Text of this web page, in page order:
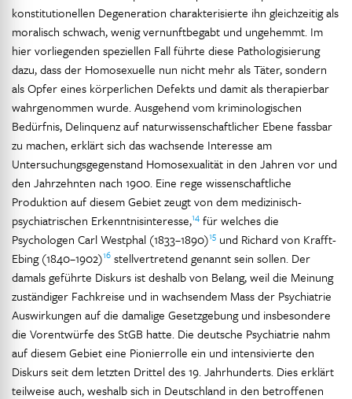
konstitutionellen Degeneration charakterisierte ihn gleichzeitig als
moralisch schwach, wenig vernunftbegabt und ungehemmt. Im
hier vorliegenden speziellen Fall führte diese Pathologisierung
dazu, dass der Homosexuelle nun nicht mehr als Täter, sondern
als Opfer eines körperlichen Defekts und damit als therapierbar
wahrgenommen wurde. Ausgehend vom kriminologischen
Bedürfnis, Delinquenz auf naturwissenschaftlicher Ebene fassbar
zu machen, erklärt sich das wachsende Interesse am
Untersuchungsgegenstand Homosexualität in den Jahren vor und
den Jahrzehnten nach 1900. Eine rege wissenschaftliche
Produktion auf diesem Gebiet zeugt von dem medizinisch-
psychiatrischen Erkenntnisinteresse,14 für welches die
Psychologen Carl Westphal (1833–1890)15 und Richard von Krafft-
Ebing (1840–1902)16 stellvertretend genannt sein sollen. Der
damals geführte Diskurs ist deshalb von Belang, weil die Meinung
zuständiger Fachkreise und in wachsendem Mass der Psychiatrie
Auswirkungen auf die damalige Gesetzgebung und insbesondere
die Vorentwürfe des StGB hatte. Die deutsche Psychiatrie nahm
auf diesem Gebiet eine Pionierrolle ein und intensivierte den
Diskurs seit dem letzten Drittel des 19. Jahrhunderts. Dies erklärt
teilweise auch, weshalb sich in Deutschland in den betroffenen